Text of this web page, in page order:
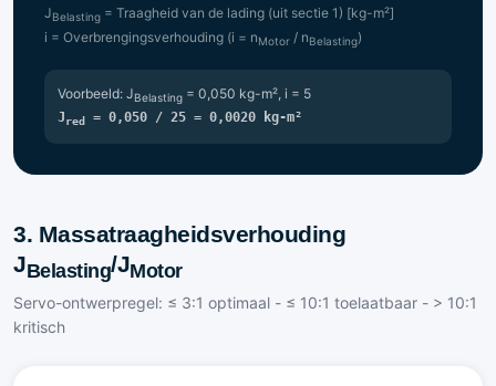
JBelasting = Traagheid van de lading (uit sectie 1) [kg-m²]
i = Overbrengingsverhouding (i = nMotor / nBelasting)
Voorbeeld: JBelasting = 0,050 kg-m², i = 5
Jred = 0,050 / 25 = 0,0020 kg-m²
3. Massatraagheidsverhouding
JBelasting/JMotor
Servo-ontwerpregel: ≤ 3:1 optimaal - ≤ 10:1 toelaatbaar - > 10:1
kritisch